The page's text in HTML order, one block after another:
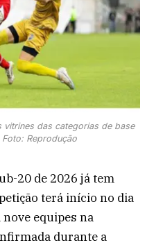
vitrines das categorias de base
Reprodução
20 de 2026 já tem
terá início no dia
equipes na
durante a